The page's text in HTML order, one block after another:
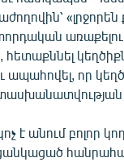
«լրջորեն
հետաքննել
ապահովել, որ
է անում բոլոր